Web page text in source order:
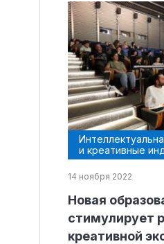
и креативные
и креативные
14 ноября 2022
Новая
стимулирует
креативной